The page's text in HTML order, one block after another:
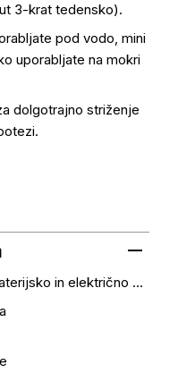
3-krat tedensko).
pod vodo, mini
uporabljate na mokri
dolgotrajno striženje
Baterijsko in električno omrežje